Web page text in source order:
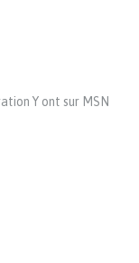
Y ont sur MSN